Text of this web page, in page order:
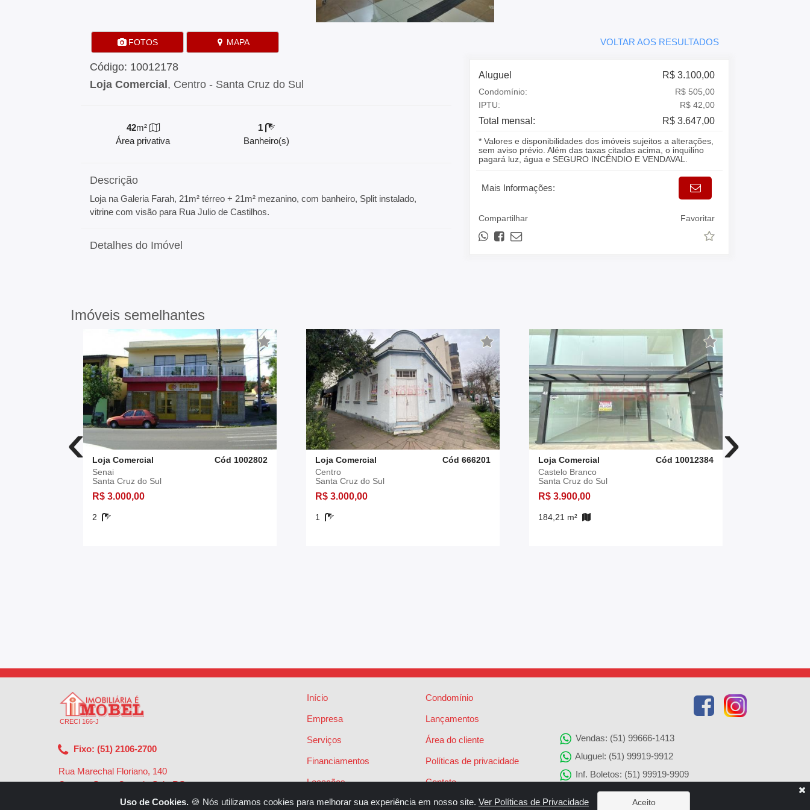
FOTOS MAPA VOLTAR AOS RESULTADOS
Código: 10012178
Loja Comercial , Centro - Santa Cruz do Sul
42m²
Área privativa
1
Banheiro(s)
Descrição
Loja na Galeria Farah, 21m² térreo + 21m² mezanino, com banheiro, Split instalado,
vitrine com visão para Rua Julio de Castilhos.
Detalhes do Imóvel
Aluguel R$ 3.100,00
Condomínio:
R$ 505,00
IPTU:
R$ 42,00
Total mensal: R$ 3.647,00
* Valores e disponibilidades dos imóveis sujeitos a alterações,
sem aviso prévio. Além das taxas citadas acima, o inquilino
pagará luz, água e SEGURO INCÊNDIO E VENDAVAL.
Mais Informações:
Compartilhar Favoritar
Imóveis semelhantes
‹ Loja Comercial
Cód 1002802
Senai
Santa Cruz do Sul
R$ 3.000,00
2
Loja Comercial
Cód 666201
Centro
Santa Cruz do Sul
R$ 3.000,00
1
Loja Comercial
Cód 10012384
Castelo Branco
Santa Cruz do Sul
R$ 3.900,00
184,21 m²
›
CRECI 166-J
Fixo: (51) 2106-2700
Rua Marechal Floriano, 140
Centro - Santa Cruz do Sul - RS -
Início
Empresa
Serviços
Financiamentos
Locações
Vendas
Condomínio
Lançamentos
Área do cliente
Políticas de privacidade
Contato
Vendas: (51) 99666-1413
Aluguel: (51) 99919-9912
Inf. Boletos: (51) 99919-9909
Agenciamento de Imóveis: (51) 99919-9905
Uso de Cookies. 🍪 Nós utilizamos cookies para melhorar sua experiência em nosso site. Ver Políticas de Privacidade Aceito